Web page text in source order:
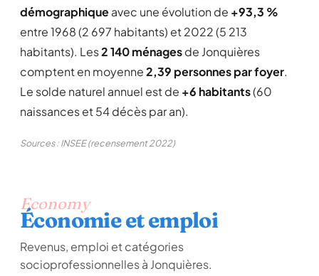
démographiqueavec une évolution de +93,3 %
entre 1968 (2 697 habitants) et 2022 (5 213
habitants). Les2 140 ménagesde Jonquières
comptent en moyenne2,39 personnes par foyer.
Le solde naturel annuel est de +6 habitants(60
naissances et 54 décès par an).
Sources : INSEE (recensement 2022)
Economy
Économie et emploi
Revenus, emploi et catégories
socioprofessionnelles à Jonquières.